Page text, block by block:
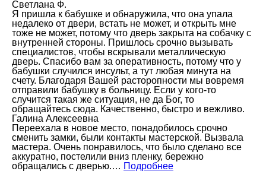
Светлана Ф.
Я пришла к бабушке и обнаружила, что она упала
недалеко от двери, встать не может, и открыть мне
тоже не может, потому что дверь закрыта на собачку с
внутренней стороны. Пришлось срочно вызывать
специалистов, чтобы вскрывали металлическую
дверь. Спасибо вам за оперативность, потому что у
бабушки случился инсульт, а тут любая минута на
счету. Благодаря Вашей расторопности мы вовремя
отправили бабушку в больницу. Если у кого-то
случится такая же ситуация, не да Бог, то
обращайтесь сюда. Качественно, быстро и вежливо.
Галина Алексеевна
Переехала в новое место, понадобилось срочно
сменить замки, были контакты мастерской. Вызвала
мастера. Очень понравилось, что было сделано все
аккуратно, постелили вниз пленку, бережно
обращались с дверью.… Подробнее